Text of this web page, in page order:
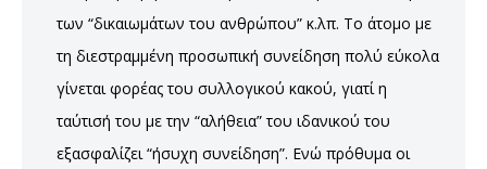
των “δικαιωμάτων του ανθρώπου” κ.λπ. Το άτομο με
τη διεστραμμένη προσωπική συνείδηση πολύ εύκολα
γίνεται φορέας του συλλογικού κακού, γιατί η
ταύτισή του με την “αλήθεια” του ιδανικού του
εξασφαλίζει “ήσυχη συνείδηση”. Ενώ πρόθυμα οι